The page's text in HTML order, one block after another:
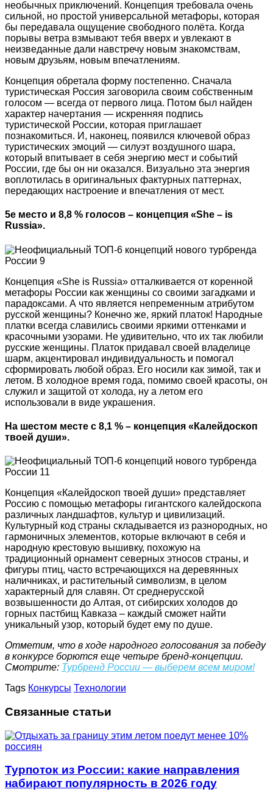
необычных приключений. Концепция требовала очень
сильной, но простой универсальной метафоры, которая
бы передавала ощущение свободного полёта. Когда
порывы ветра взмывают тебя вверх и увлекают в
неизведанные дали навстречу новым знакомствам,
новым друзьям, новым впечатлениям.
Концепция обретала форму постепенно. Сначала
туристическая Россия заговорила своим собственным
голосом — всегда от первого лица. Потом был найден
характер начертания — искренняя подпись
туристической России, которая приглашает
познакомиться. И, наконец, появился ключевой образ
туристических эмоций — силуэт воздушного шара,
который впитывает в себя энергию мест и событий
России, где бы он ни оказался. Визуально эта энергия
воплотилась в оригинальных фактурных паттернах,
передающих настроение и впечатления от мест.
5е место и 8,8 % голосов – концепция «She – is
Russia».
Концепция «She is Russia» отталкивается от коренной
метафоры России как женщины со своими загадками и
парадоксами. А что является непременным атрибутом
русской женщины? Конечно же, яркий платок! Народные
платки всегда славились своими яркими оттенками и
красочными узорами. Не удивительно, что их так любили
русские женщины. Платок придавал своей владелице
шарм, акцентировал индивидуальность и помогал
сформировать любой образ. Его носили как зимой, так и
летом. В холодное время года, помимо своей красоты, он
служил и защитой от холода, ну а летом его
использовали в виде украшения.
На шестом месте с 8,1 % – концепция «Калейдоскоп
твоей души».
Концепция «Калейдоскоп твоей души» представляет
Россию с помощью метафоры гигантского калейдоскопа
различных ландшафтов, культур и цивилизаций.
Культурный код страны складывается из разнородных, но
гармоничных элементов, которые включают в себя и
народную крестовую вышивку, похожую на
традиционный орнамент северных этносов страны, и
фигуры птиц, часто встречающихся на деревянных
наличниках, и растительный символизм, в целом
характерный для славян. От среднерусской
возвышенности до Алтая, от сибирских холодов до
горных пастбищ Кавказа – каждый сможет найти
уникальный узор, который будет ему по душе.
Отметим, что в ходе народного голосования за победу
в конкурсе борются еще четыре бренд-концепции.
Смотрите: Турбренд России — выберем всем миром!
Tags Конкурсы Технологии
Связанные статьи
Турпоток из России: какие направления
набирают популярность в 2026 году